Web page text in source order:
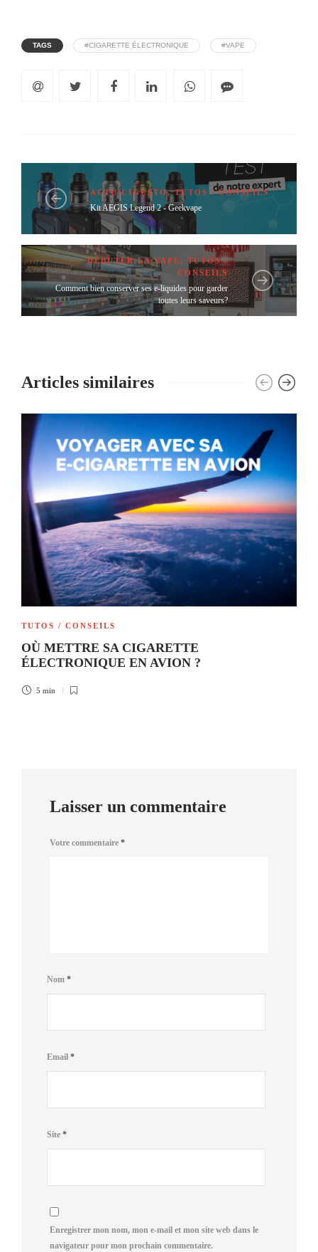
TAGS #CIGARETTE ÉLECTRONIQUE #VAPE
ACTU CIGUSTO,TUTOS / CONSEILS
Kit AEGIS Legend 2 - Geekvape
DÉBUTER LA VAPE, TUTOS /
CONSEILS
Comment bien conserver ses e-liquides pour garder
toutes leurs saveurs?
Articles similaires
TUTOS / CONSEILS
OÙ METTRE SA CIGARETTE
ÉLECTRONIQUE EN AVION ?
5 min
Laisser un commentaire
Votre commentaire *
Nom *
Email *
Site *
Enregistrer mon nom, mon e-mail et mon site web dans le
navigateur pour mon prochain commentaire.